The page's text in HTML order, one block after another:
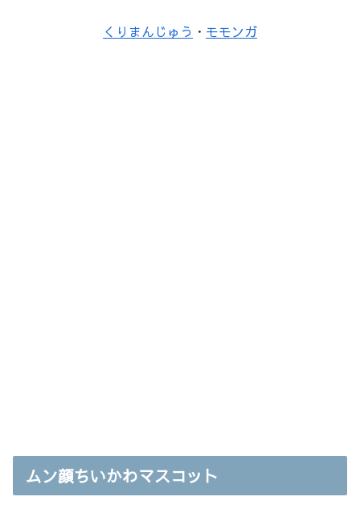
くりまんじゅう ・ モモンガ
ムン顔ちいかわマスコット